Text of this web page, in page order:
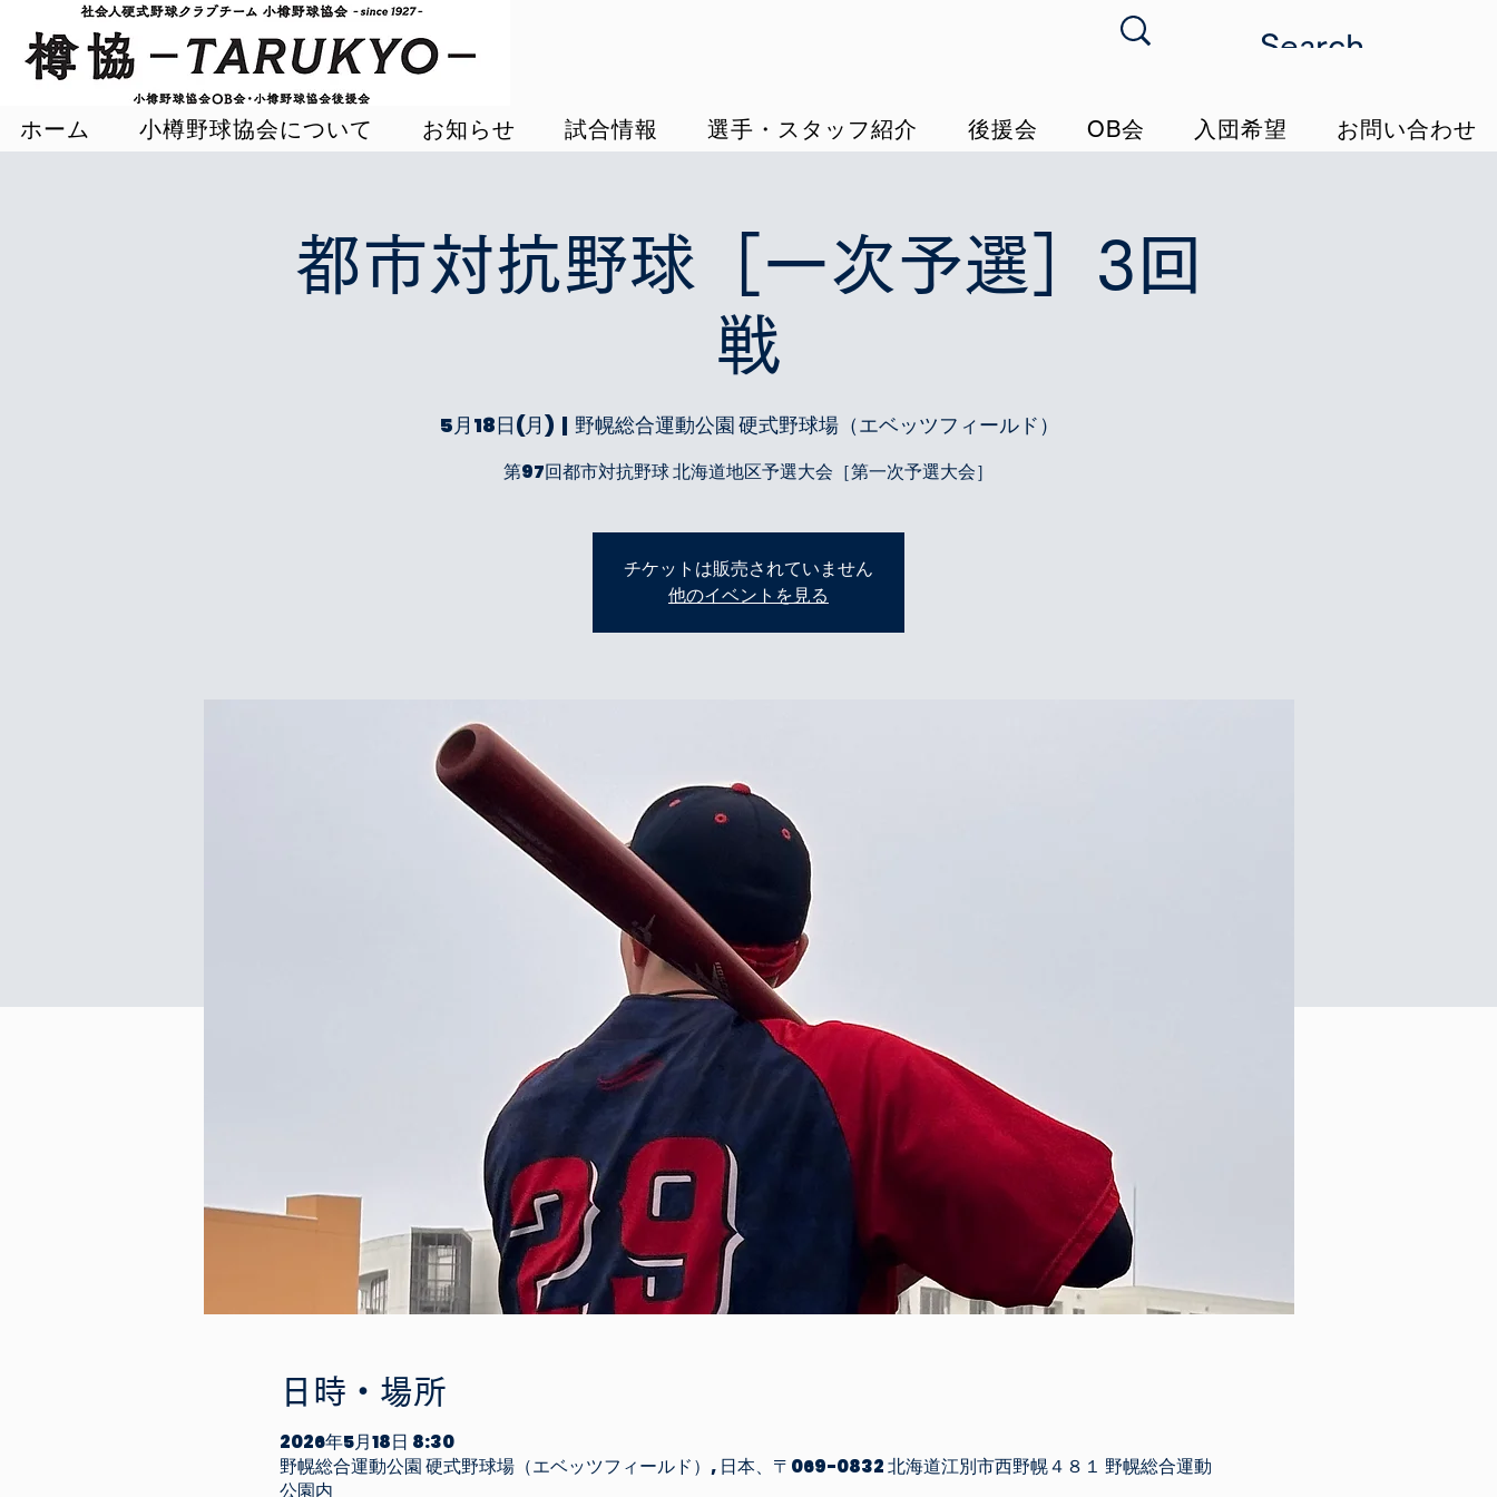
ホーム 小樽野球協会について お知らせ 試合情報 選手・スタッフ紹介 後援会 OB会 入団希望 お問い合わせ
都市対抗野球［一次予選］3回
戦
5月18日(月)
  |
野幌総合運動公園 硬式野球場（エベッツフィールド）
第97回都市対抗野球 北海道地区予選大会［第一次予選大会］
チケットは販売されていません
他のイベントを見る
日時・場所
2026年5月18日 8:30
野幌総合運動公園 硬式野球場（エベッツフィールド）, 日本、〒069-0832 北海道江別市西野幌４８１ 野幌総合運動
公園内